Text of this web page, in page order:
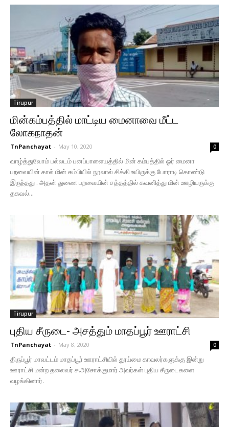
Tirupur
மின்கம்பத்தில் மாட்டிய மைனாவை மீட்ட
லோகநாதன்
TnPanchayat - May 10, 2020 0
வாழ்த்துவோம் பல்லடம் பனப்பாளையத்தில் மின் கம்பத்தில் ஓர் மைனா
பறவையின் கால் மின் கம்பியில் நூலால் சிக்கி உயிருக்கு போராடி கொண்டு
இருந்தது . அதன் துணை பறவையின் சத்தத்தில் கவனித்து மின் ஊழியருக்கு
தகவல்...
Tirupur
புதிய சீருடை- அசத்தும் மாதப்பூர் ஊராட்சி
TnPanchayat - May 8, 2020 0
திருப்பூர் மாவட்டம் மாதப்பூர் ஊராட்சியில் தூய்மை காவலர்களுக்கு இன்று
ஊராட்சி மன்ற தலைவர் ச.அசோக்குமார் அவர்கள் புதிய சீருடைகளை
வழங்கினார்.